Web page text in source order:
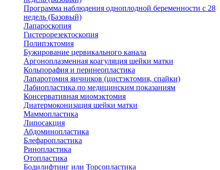
Программа наблюдения одноплодной беременности с 28
недель (Базовый)
Лапароскопия
Гистерорезектоскопия
Полипэктомия
Бужирование цервикального канала
Аргоноплазменная коагуляция шейки матки
Кольпорафия и перинеопластика
Лапаротомия яичников (цистэктомия, спайки)
Лабиопластика по медицинским показаниям
Консервативная миомэктомия
Диатермоконизация шейки матки
Маммопластика
Липосакция
Абдоминопластика
Блефаропластика
Ринопластика
Отопластика
Бодилифтинг или Торсопластика